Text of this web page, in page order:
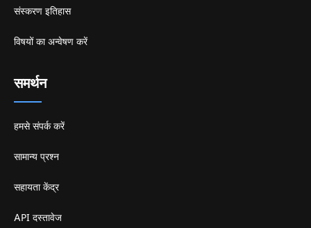
संस्करण इतिहास
विषयों का अन्वेषण करें
समर्थन
हमसे संपर्क करें
सामान्य प्रश्न
सहायता केंद्र
API दस्तावेज